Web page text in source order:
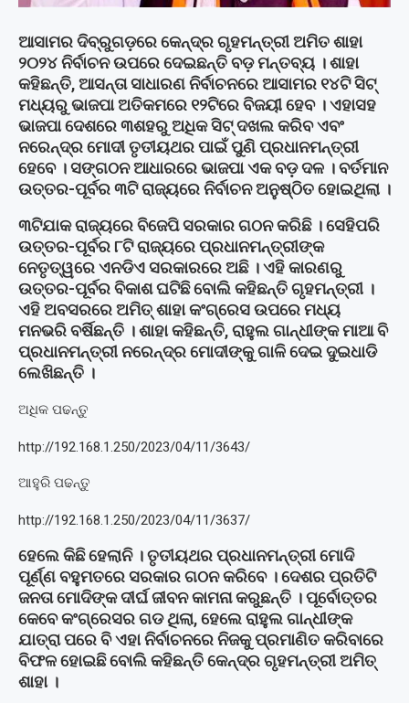
ଆସାମର ଦିବ୍ରୁଗଡ଼ରେ କେନ୍ଦ୍ର ଗୃହମନ୍ତ୍ରୀ ଅମିତ ଶାହା
୨୦୨୪ ନିର୍ବାଚନ ଉପରେ ଦେଇଛନ୍ତି ବଡ଼ ମନ୍ତବ୍ୟ । ଶାହା
କହିଛନ୍ତି, ଆସନ୍ତା ସାଧାରଣ ନିର୍ବାଚନରେ ଆସାମର ୧୪ଟି ସିଟ୍
ମଧ୍ୟରୁ ଭାଜପା ଅତିକମରେ ୧୨ଟିରେ ବିଜୟୀ ହେବ । ଏହାସହ
ଭାଜପା ଦେଶରେ ୩ଶହରୁ ଅଧିକ ସିଟ୍ ଦଖଲ କରିବ ଏବଂ
ନରେନ୍ଦ୍ର ମୋଦୀ ତୃତୀୟଥର ପାଇଁ ପୁଣି ପ୍ରଧାନମନ୍ତ୍ରୀ
ହେବେ । ସଙ୍ଗଠନ ଆଧାରରେ ଭାଜପା ଏକ ବଡ଼ ଦଳ । ବର୍ତମାନ
ଉତ୍ତର-ପୂର୍ବର ୩ଟି ରାଜ୍ୟରେ ନିର୍ବାଚନ ଅନୁଷ୍ଠିତ ହୋଇଥିଲା ।
୩ଟିଯାକ ରାଜ୍ୟରେ ବିଜେପି ସରକାର ଗଠନ କରିଛି । ସେହିପରି
ଉତ୍ତର-ପୂର୍ବର ୮ଟି ରାଜ୍ୟରେ ପ୍ରଧାନମନ୍ତ୍ରୀଙ୍କ
ନେତୃତ୍ୱରେ ଏନଡିଏ ସରକାରରେ ଅଛି । ଏହି କାରଣରୁ
ଉତ୍ତର-ପୂର୍ବର ବିକାଶ ଘଟିଛି ବୋଲି କହିଛନ୍ତି ଗୃହମନ୍ତ୍ରୀ ।
ଏହି ଅବସରରେ ଅମିତ୍ ଶାହା କଂଗ୍ରେସ ଉପରେ ମଧ୍ୟ
ମନଭରି ବର୍ଷିଛନ୍ତି । ଶାହା କହିଛନ୍ତି, ରାହୁଲ ଗାନ୍ଧୀଙ୍କ ମାଆ ବି
ପ୍ରଧାନମନ୍ତ୍ରୀ ନରେନ୍ଦ୍ର ମୋଦୀଙ୍କୁ ଗାଳି ଦେଇ ଦୁଇଧାଡି
ଲେଖିଛନ୍ତି ।
ଅଧିକ ପଢନ୍ତୁ
http://192.168.1.250/2023/04/11/3643/
ଆହୁରି ପଢନ୍ତୁ
http://192.168.1.250/2023/04/11/3637/
ହେଲେ କିଛି ହେଲାନି । ତୃତୀୟଥର ପ୍ରଧାନମନ୍ତ୍ରୀ ମୋଦି
ପୂର୍ଣ୍ଣ ବହୁମତରେ ସରକାର ଗଠନ କରିବେ । ଦେଶର ପ୍ରତିଟି
ଜନତା ମୋଦିଙ୍କ ଦୀର୍ଘ ଜୀବନ କାମନା କରୁଛନ୍ତି । ପୂର୍ବୋତ୍ତର
କେବେ କଂଗ୍ରେସର ଗଡ ଥିଲା, ହେଲେ ରାହୁଲ ଗାନ୍ଧୀଙ୍କ
ଯାତ୍ରା ପରେ ବି ଏହା ନିର୍ବାଚନରେ ନିଜକୁ ପ୍ରମାଣିତ କରିବାରେ
ବିଫଳ ହୋଇଛି ବୋଲି କହିଛନ୍ତି କେନ୍ଦ୍ର ଗୃହମନ୍ତ୍ରୀ ଅମିତ୍
ଶାହା ।